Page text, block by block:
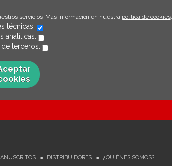
servicios. Más información en nuestra política de cookies.
técnicas:
analíticas:
terceros:
DISTRIBUIDORES ¿QUIÉNES SOMOS?